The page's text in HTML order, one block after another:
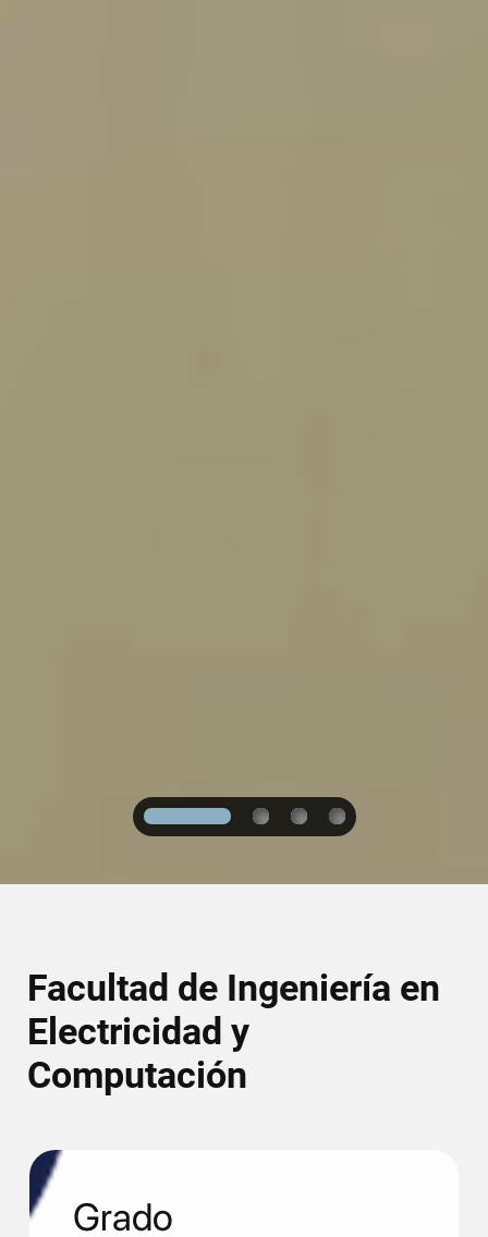
1 2 3 4
Facultad de Ingeniería en
Electricidad y
Computación
Grado